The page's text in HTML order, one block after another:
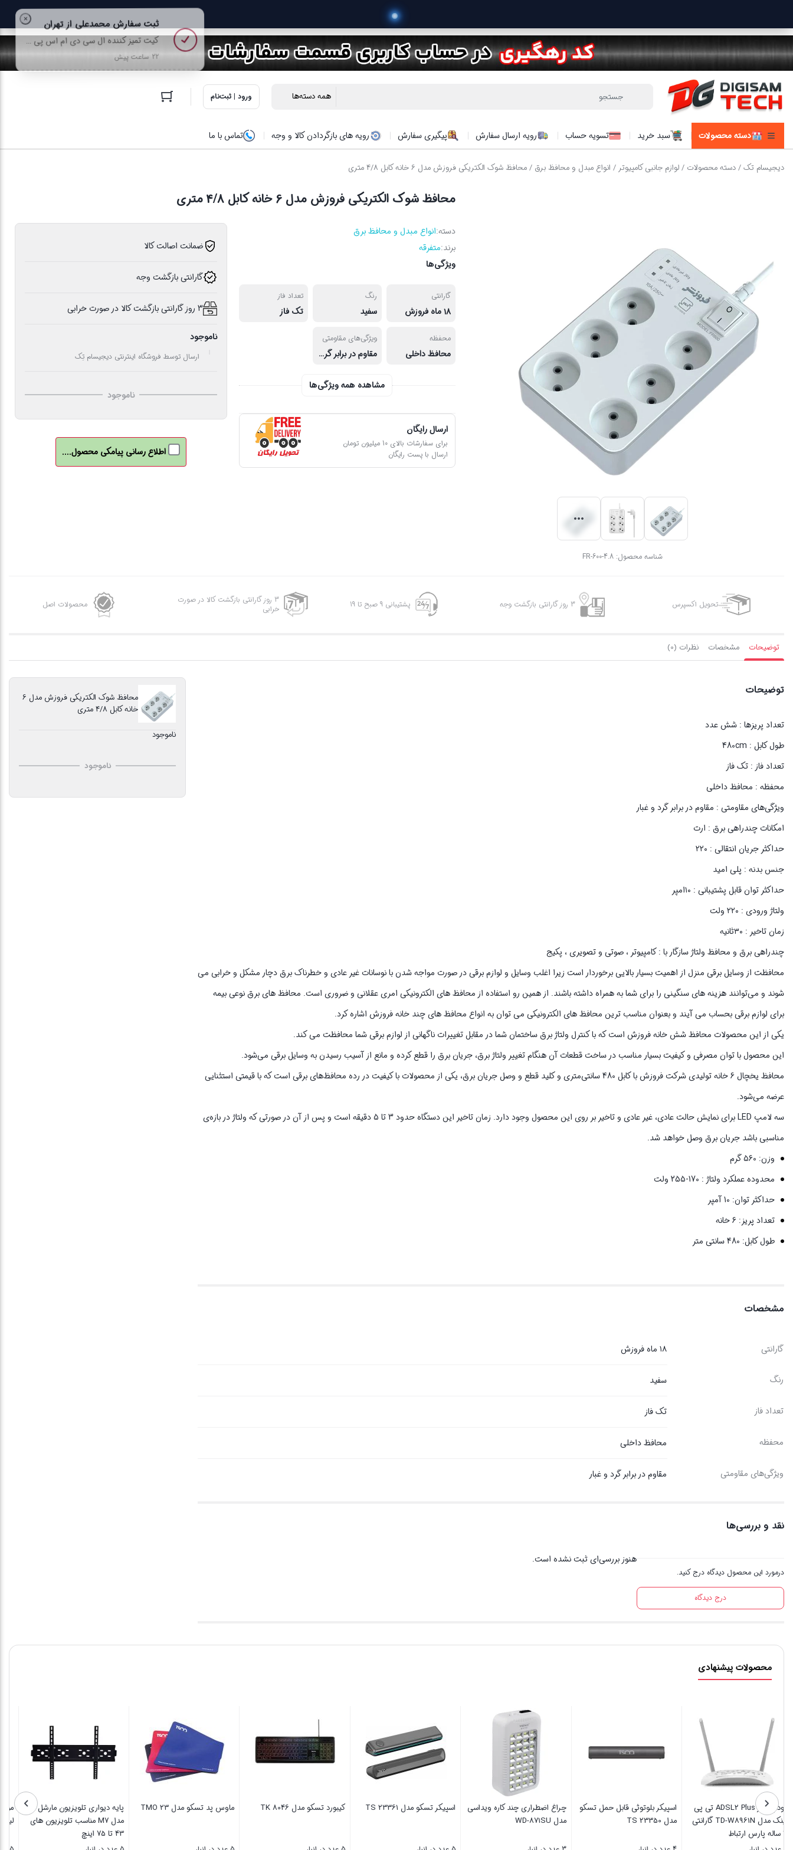
ورود | ثبت‌نام
دسته محصولات سبد خرید تسویه حساب رویه ارسال سفارش پیگیری سفارش رویه های بازگردادن کالا و وجه تماس با ما
دیجیسام تک/دسته محصولات /لوازم جانبی کامپیوتر / انواع مبدل و محافظ برق / محافظ شوک الکتریکی فروزش مدل 6 خانه کابل 4/8 متری
شناسه محصول: FR-600-4.8
محافظ شوک الکتریکی فروزش مدل 6 خانه کابل 4/8 متری
دسته:انواع مبدل و محافظ برق
برند:متفرقه
ویژگی‌ها
گارانتی
۱۸ ماه فروزش
رنگ
سفید
تعداد فاز
تک فاز
محفظه
محافظ داخلی
ویژگی‌های مقاومتی
مقاوم در برابر گرد و غبار
مشاهده همه ویژگی‌ها
ارسال رایگان
برای سفارشات بالای 10 میلیون تومان
ارسال با پست رایگان
ضمانت اصالت کالا
گارانتی بازگشت وجه
3 روز گارانتی بازگشت کالا در صورت خرابی
ناموجود
ارسال توسط فروشگاه اینترنتی دیجیسام تِک
ناموجود
اطلاع رسانی پیامکی محصول....
تحویل اکسپرس 3 روز گارانتی بازگشت وجه پشتیبانی 9 صبح تا 19
3 روز گارانتی بازگشت کالا در صورت
خرابی
محصولات اصل
توضیحات مشخصات نظرات (0)
توضیحات
تعداد پریزها : شش عدد
طول کابل : 480cm
تعداد فاز : تک فاز
محفظه : محافظ داخلی
ویژگی‌های مقاومتی : مقاوم در برابر گرد و غبار
امکانات چندراهی برق : ارت
حداکثر جریان انتقالی : ۲۲۰
جنس بدنه : پلی امید
حداکثر توان قابل پشتیبانی : ۱۰امپر
ولتاژ ورودی : ۲۲۰ ولت
زمان تاخیر : ۳۰ثانیه
چندراهی برق و محافظ ولتاژ سازگار با : کامپیوتر ، صوتی و تصویری ، پکیج
محافظت از وسایل برقی منزل از اهمیت بسیار بالایی برخوردار است زیرا اغلب وسایل و لوازم برقی در صورت مواجه شدن با نوسانات غیر عادی و خطرناک برق دچار مشکل و خرابی می
شوند و می‌توانند هزینه های سنگینی را برای شما به همراه داشته باشند. از همین رو استفاده از محافظ های الکترونیکی امری عقلانی و ضروری است. محافظ های برق نوعی بیمه
برای لوازم برقی بحساب می آیند و بعنوان مناسب ترین محافظ های الکترونیکی می توان به انواع محافظ های چند خانه فروزش اشاره کرد.
یکی از این محصولات محافظ شش خانه فروزش است که با کنترل ولتاژ برق ساختمان شما در مقابل تغییرات ناگهانی از لوازم برقی شما محافظت می کند.
این محصول با توان مصرفی و کیفیت بسیار مناسب در ساخت قطعات آن هنگام تغییر ولتاژ برق، جریان برق را قطع کرده و مانع از آسیب رسیدن به وسایل برقی می‌شود.
محافظ یخچال 6 خانه تولیدی شرکت فروزش با کابل 480 سانتی‌متری و کلید قطع و وصل جریان برق، یکی از محصولات با کیفیت در رده محافظ‌های برقی است که با قیمتی استثنایی
عرضه می‌شود.
سه لامپ LED برای نمایش حالت عادی، غیر عادی و تاخیر بر روی این محصول وجود دارد. زمان تاخیر این دستگاه حدود 3 تا 5 دقیقه است و پس از آن در صورتی که ولتاژ در بازه‌ی
مناسبی باشد جریان برق وصل خواهد شد.
وزن: 560 گرم
محدوده عملکرد ولتاژ : 170-255 ولت
حداکثر توان: 10 آمپر
تعداد پریز: 6 خانه
طول کابل: 480 سانتی متر
مشخصات
گارانتی ۱۸ ماه فروزش
رنگ سفید
تعداد فاز تک فاز
محفظه محافظ داخلی
ویژگی‌های مقاومتی مقاوم در برابر گرد و غبار
نقد و بررسی‌ها
درمورد این محصول دیدگاه درج کنید.
درج دیدگاه
هنوز بررسی‌ای ثبت نشده است.
محافظ شوک الکتریکی فروزش مدل 6
خانه کابل 4/8 متری
ناموجود
ناموجود
محصولات پیشنهادی
مودم روتر ADSL2 Plus تی پی
لینک مدل TD-W8961N گارانتی
3 ساله پارس ارتباط
اسپیکر بلوتوثی قابل حمل تسکو
مدل TS 23350
چراغ اضطراری چند کاره ویداسی
مدل WD-871SU
اسپیکر تسکو مدل TS 23361 کیبورد تسکو مدل TK 8046 ماوس پد تسکو مدل TMO 23
پایه دیواری تلویزیون مارشل
مدل M7 مناسب تلویزیون های
43 تا 75 اینچ
خرید محصول